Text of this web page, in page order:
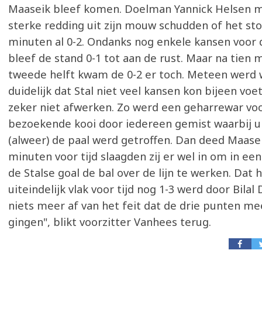
Maaseik bleef komen. Doelman Yannick Helsen
sterke redding uit zijn mouw schudden of het
minuten al 0-2. Ondanks nog enkele kansen voor
bleef de stand 0-1 tot aan de rust. Maar na tien
tweede helft kwam de 0-2 er toch. Meteen werd
duidelijk dat Stal niet veel kansen kon bijeen
zeker niet afwerken. Zo werd een geharrewar
bezoekende kooi door iedereen gemist waarbij
(alweer) de paal werd getroffen. Dan deed
minuten voor tijd slaagden zij er wel in om in
de Stalse goal de bal over de lijn te werken. Dat
uiteindelijk vlak voor tijd nog 1-3 werd door Bilal
niets meer af van het feit dat de drie punten
gingen", blikt voorzitter Vanhees terug.